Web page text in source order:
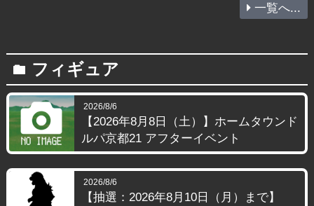
一覧へ...
folder フィギュア
2026/8/6
【2026年8月8日（土）】ホームタウンド
ルパ京都21 アフターイベント
2026/8/6
【抽選：2026年8月10日（月）まで】